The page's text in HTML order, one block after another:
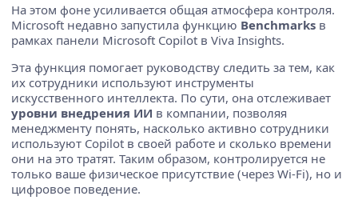
На этом фоне усиливается общая атмосфера контроля.
Microsoft недавно запустила функцию Benchmarks в
рамках панели Microsoft Copilot в Viva Insights.
Эта функция помогает руководству следить за тем, как
их сотрудники используют инструменты
искусственного интеллекта. По сути, она отслеживает
уровни внедрения ИИ в компании, позволяя
менеджменту понять, насколько активно сотрудники
используют Copilot в своей работе и сколько времени
они на это тратят. Таким образом, контролируется не
только ваше физическое присутствие (через Wi-Fi), но и
цифровое поведение.